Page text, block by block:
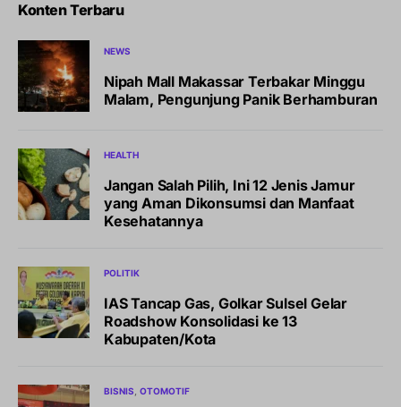
Konten Terbaru
NEWS
Nipah Mall Makassar Terbakar Minggu
Malam, Pengunjung Panik Berhamburan
HEALTH
Jangan Salah Pilih, Ini 12 Jenis Jamur
yang Aman Dikonsumsi dan Manfaat
Kesehatannya
POLITIK
IAS Tancap Gas, Golkar Sulsel Gelar
Roadshow Konsolidasi ke 13
Kabupaten/Kota
BISNIS OTOMOTIF